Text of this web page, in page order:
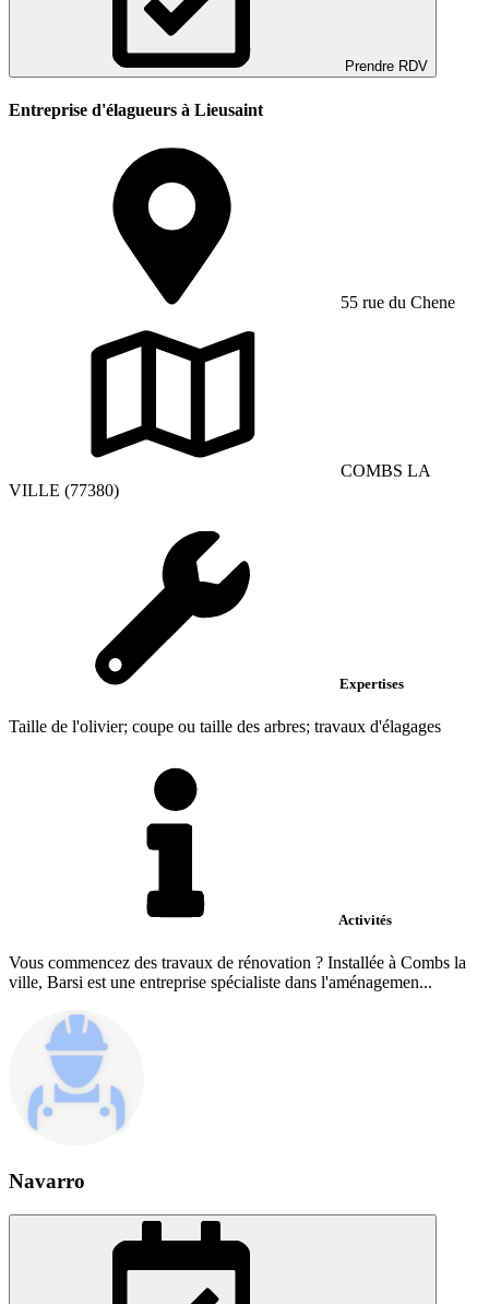
Prendre RDV
Entreprise d'élagueurs à Lieusaint
55 rue du Chene
COMBS LA
VILLE (77380)
Expertises
Taille de l'olivier; coupe ou taille des arbres; travaux d'élagages
Activités
Vous commencez des travaux de rénovation ? Installée à Combs la
ville, Barsi est une entreprise spécialiste dans l'aménagemen...
Navarro